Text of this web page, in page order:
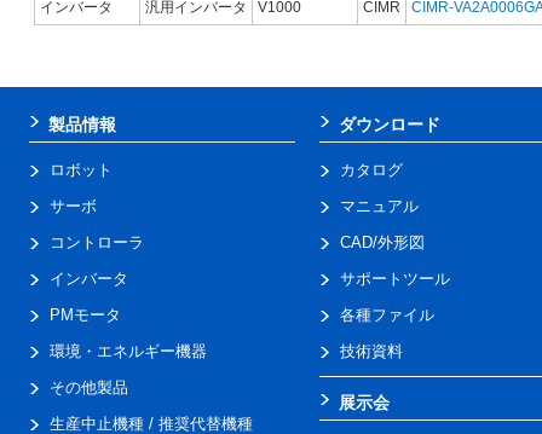
インバータ
汎用インバータ V1000 CIMR CIMR-
製品情報
ロボット
サーボ
コントローラ
インバータ
PMモータ
環境・エネルギー機器
その他製品
生産中止機種 / 推奨代替機種
ダウンロード
カタログ
マニュアル
CAD/外形図
サポートツール
各種ファイル
技術資料
展示会